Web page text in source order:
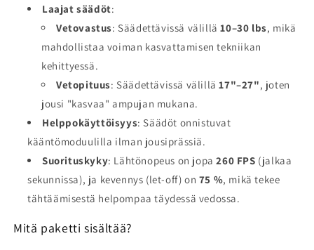
Laajat säädöt:
Vetovastus: Säädettävissä välillä10–30 lbs, mikä
mahdollistaa voiman kasvattamisen tekniikan
kehittyessä.
Vetopituus: Säädettävissä välillä17"–27", joten
jousi "kasvaa" ampujan mukana.
Helppokäyttöisyys: Säädöt onnistuvat
kääntömoduulilla ilman jousiprässiä.
Suorituskyky: Lähtönopeus on jopa260 FPS (jalkaa
sekunnissa), ja kevennys (let-off) on 75 %, mikä tekee
tähtäämisestä helpompaa täydessä vedossa.
Mitä paketti sisältää?